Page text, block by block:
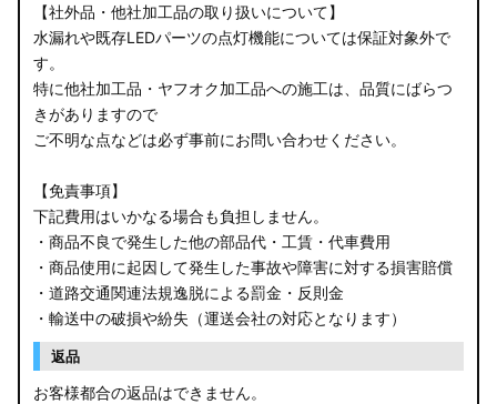
【社外品・他社加工品の取り扱いについて】
水漏れや既存LEDパーツの点灯機能については保証対象外で
す。
特に他社加工品・ヤフオク加工品への施工は、品質にばらつ
きがありますので
ご不明な点などは必ず事前にお問い合わせください。
【免責事項】
下記費用はいかなる場合も負担しません。
・商品不良で発生した他の部品代・工賃・代車費用
・商品使用に起因して発生した事故や障害に対する損害賠償
・道路交通関連法規逸脱による罰金・反則金
・輸送中の破損や紛失（運送会社の対応となります）
返品
お客様都合の返品はできません。